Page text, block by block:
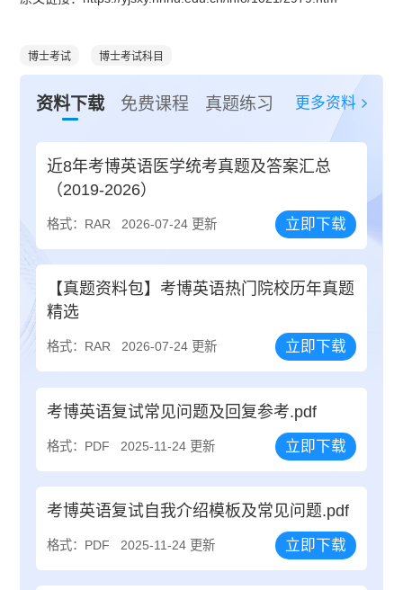
博士考试 博士考试科目
资料下载 免费课程 真题练习 更多资料
近8年考博英语医学统考真题及答案汇总
（2019-2026）
格式：RAR 2026-07-24 更新 立即下载
【真题资料包】考博英语热门院校历年真题
精选
格式：RAR 2026-07-24 更新 立即下载
考博英语复试常见问题及回复参考.pdf
格式：PDF 2025-11-24 更新 立即下载
考博英语复试自我介绍模板及常见问题.pdf
格式：PDF 2025-11-24 更新 立即下载